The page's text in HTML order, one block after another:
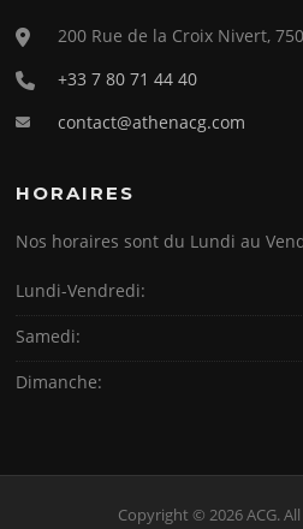
200 Rue de la Croix Nivert,
+33 7 80 71 44 40
contact@athenacg.com
HORAIRES
Nos horaires sont du Lundi au
Lundi-Vendredi:
Samedi:
Dimanche:
Copyright © 2026 ACG.